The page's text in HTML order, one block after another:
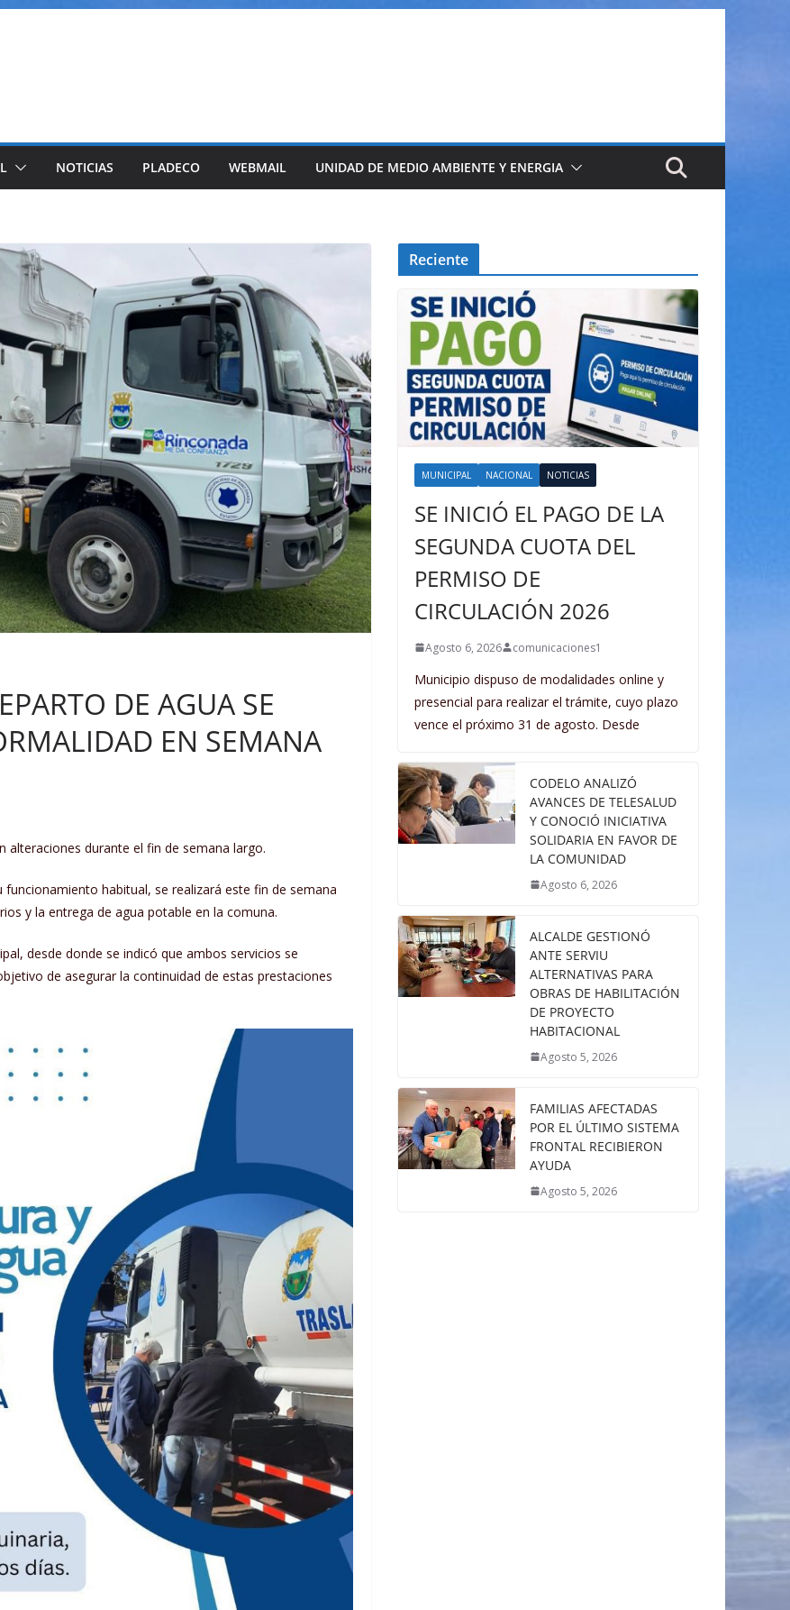
NOTICIAS PLADECO WEBMAIL UNIDAD DE MEDIO AMBIENTE Y ENERGIA
DE AGUA SE
EN SEMANA
durante el fin de semana largo.
habitual, se realizará este fin de semana
y la entrega de agua potable en la comuna.
desde donde se indicó que ambos servicios se
de asegurar la continuidad de estas prestaciones
Reciente
MUNICIPAL NACIONAL NOTICIAS
SE INICIÓ EL PAGO DE LA
SEGUNDA CUOTA DEL
PERMISO DE
CIRCULACIÓN 2026
Agosto 6, 2026 comunicaciones1
Municipio dispuso de modalidades online y
presencial para realizar el trámite, cuyo plazo
vence el próximo 31 de agosto. Desde
CODELO ANALIZÓ
AVANCES DE TELESALUD
Y CONOCIÓ INICIATIVA
SOLIDARIA EN FAVOR DE
LA COMUNIDAD
Agosto 6, 2026
ALCALDE GESTIONÓ
ANTE SERVIU
ALTERNATIVAS PARA
OBRAS DE HABILITACIÓN
DE PROYECTO
HABITACIONAL
Agosto 5, 2026
FAMILIAS AFECTADAS
POR EL ÚLTIMO SISTEMA
FRONTAL RECIBIERON
AYUDA
Agosto 5, 2026